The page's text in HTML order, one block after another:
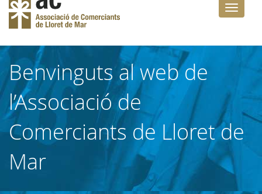
Lloret
Benvinguts al web de
l’Associació de
Comerciants de Lloret de
Mar